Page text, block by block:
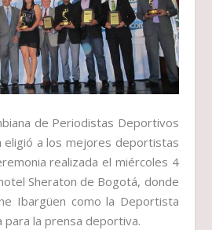
de Periodistas Deportivos
eligió a los mejores deportistas
realizada el miércoles 4
Sheraton de Bogotá, donde
Ibargüen como la Deportista
para la prensa deportiva.